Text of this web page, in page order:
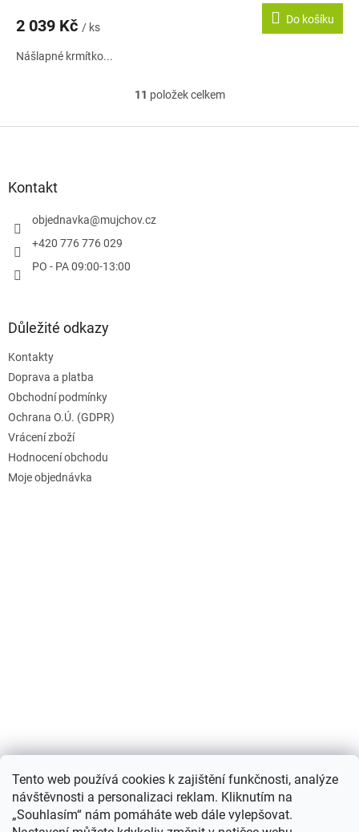
Tento web používá cookies k zajištění funkčnosti, analýze
návštěvnosti a personalizaci reklam. Kliknutím na
„Souhlasím“ nám pomáháte web dále vylepšovat.
2 039 Kč / ks
Do košíku
Nášlapné krmítko...
O
l
11 položek celkem
Kontakt
objednavka@mujchov.cz
+420 776 776 029
PO - PA 09:00-13:00
Důležité odkazy
Kontakty
Doprava a platba
Obchodní podmínky
Ochrana O.Ú. (GDPR)
Vrácení zboží
Hodnocení obchodu
Moje objednávka
0KS /0 KČ